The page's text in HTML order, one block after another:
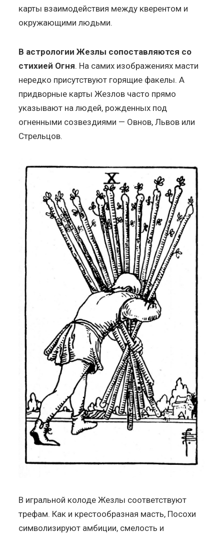
карты взаимодействия между кверентом и
окружающими людьми.
В астрологии Жезлы сопоставляются со
стихией Огня. На самих изображениях масти
нередко присутствуют горящие факелы. А
придворные карты Жезлов часто прямо
указывают на людей, рожденных под
огненными созвездиями — Овнов, Львов или
Стрельцов.
В игральной колоде Жезлы соответствуют
трефам. Как и крестообразная масть, Посохи
символизируют амбиции, смелость и